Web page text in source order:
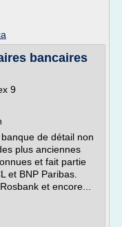
bancaires
9
de détail non
plus anciennes
et fait partie
et BNP Paribas.
et encore...